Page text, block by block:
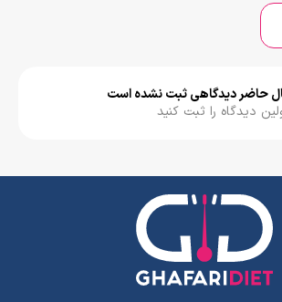
حاضر دیدگاهی ثبت نشده است
دیدگاه را ثبت کنید